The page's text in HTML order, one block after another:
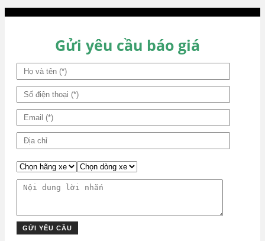
bài
Gửi yêu cầu báo giá